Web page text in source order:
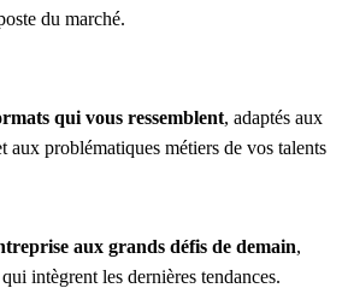
du marché.
qui vous ressemblent, adaptés aux
aux problématiques métiers de vos talents
aux grands défis de demain,
intègrent les dernières tendances.